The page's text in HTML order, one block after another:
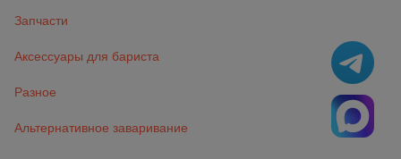
Запчасти
Аксессуары для бариста
Разное
Альтернативное заваривание